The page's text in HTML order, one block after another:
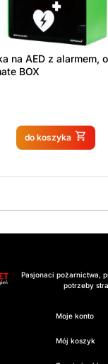
na AED z alarmem,
BOX
do koszyka
Pasjonaci pożarnictwa,
potrzeby
Moje konto
Mój koszyk